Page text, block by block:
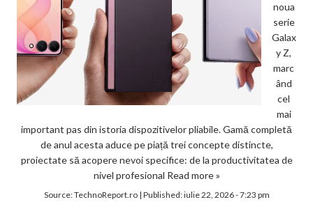
noua
serie
Galax
y Z,
marc
ând
cel
mai
important pas din istoria dispozitivelor pliabile. Gamă completă
de anul acesta aduce pe piață trei concepte distincte,
proiectate să acopere nevoi specifice: de la productivitatea de
nivel profesional Read more »
Source:TechnoReport.ro| Published:iulie 22, 2026 - 7:23 pm